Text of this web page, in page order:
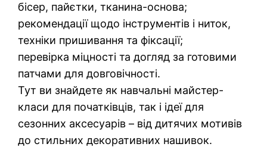
бісер, пайєтки, тканина-основа;
рекомендації щодо інструментів і ниток,
техніки пришивання та фіксації;
перевірка міцності та догляд за готовими
патчами для довговічності.
Тут ви знайдете як навчальні майстер-
класи для початківців, так і ідеї для
сезонних аксесуарів – від дитячих мотивів
до стильних декоративних нашивок.